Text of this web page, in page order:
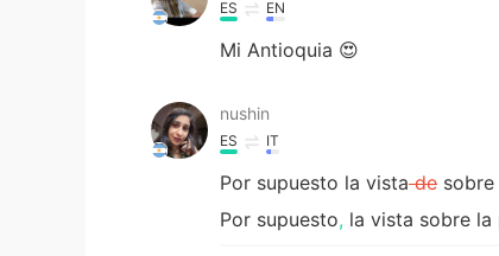
ES EN
Mi Antioquia 😍
nushin
ES IT
Por supuesto la vistade sobre
Por supuesto, la vista sobre la